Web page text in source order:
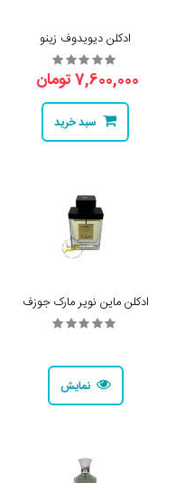
ادکلن دیویدوف زینو
7,600,000 تومان
سبد خرید
ادکلن ماین نویر مارک جوزف
نمایش